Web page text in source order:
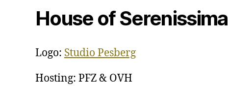
House of Serenissima
Logo: Studio Pesberg
Hosting: PFZ & OVH